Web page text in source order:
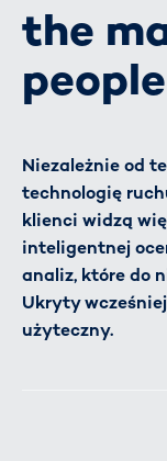
the
people
Niezależnie od
technologię
klienci widzą
inteligentnej
analiz, które do
Ukryty
użyteczny.